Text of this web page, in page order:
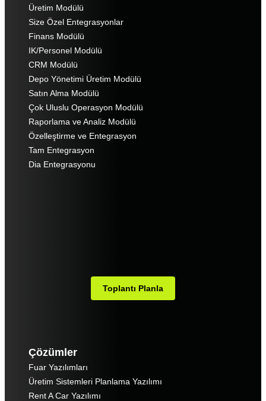
Üretim Modülü
Size Özel Entegrasyonlar
Finans Modülü
IK/Personel Modülü
CRM Modülü
Depo Yönetimi Üretim Modülü
Satın Alma Modülü
Çok Uluslu Operasyon Modülü
Raporlama ve Analiz Modülü
Özelleştirme ve Entegrasyon
Tam Entegrasyon
Dia Entegrasyonu
Çözümler
Fuar Yazılımları
Üretim Sistemleri Planlama Yazılımı
Rent A Car Yazılımı
Toplantı Planla